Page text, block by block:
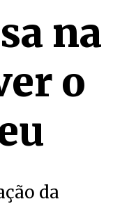
na
o
da